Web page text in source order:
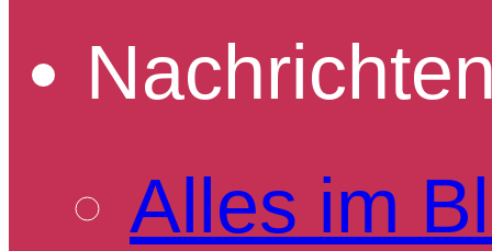
Nachrichten
Alles im